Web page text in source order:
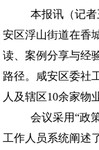
本报讯（记
安区浮山街道在香
读、案例分享与经
路径。咸安区委社
人及辖区10余家物
会议采用“政
工作人员系统阐述